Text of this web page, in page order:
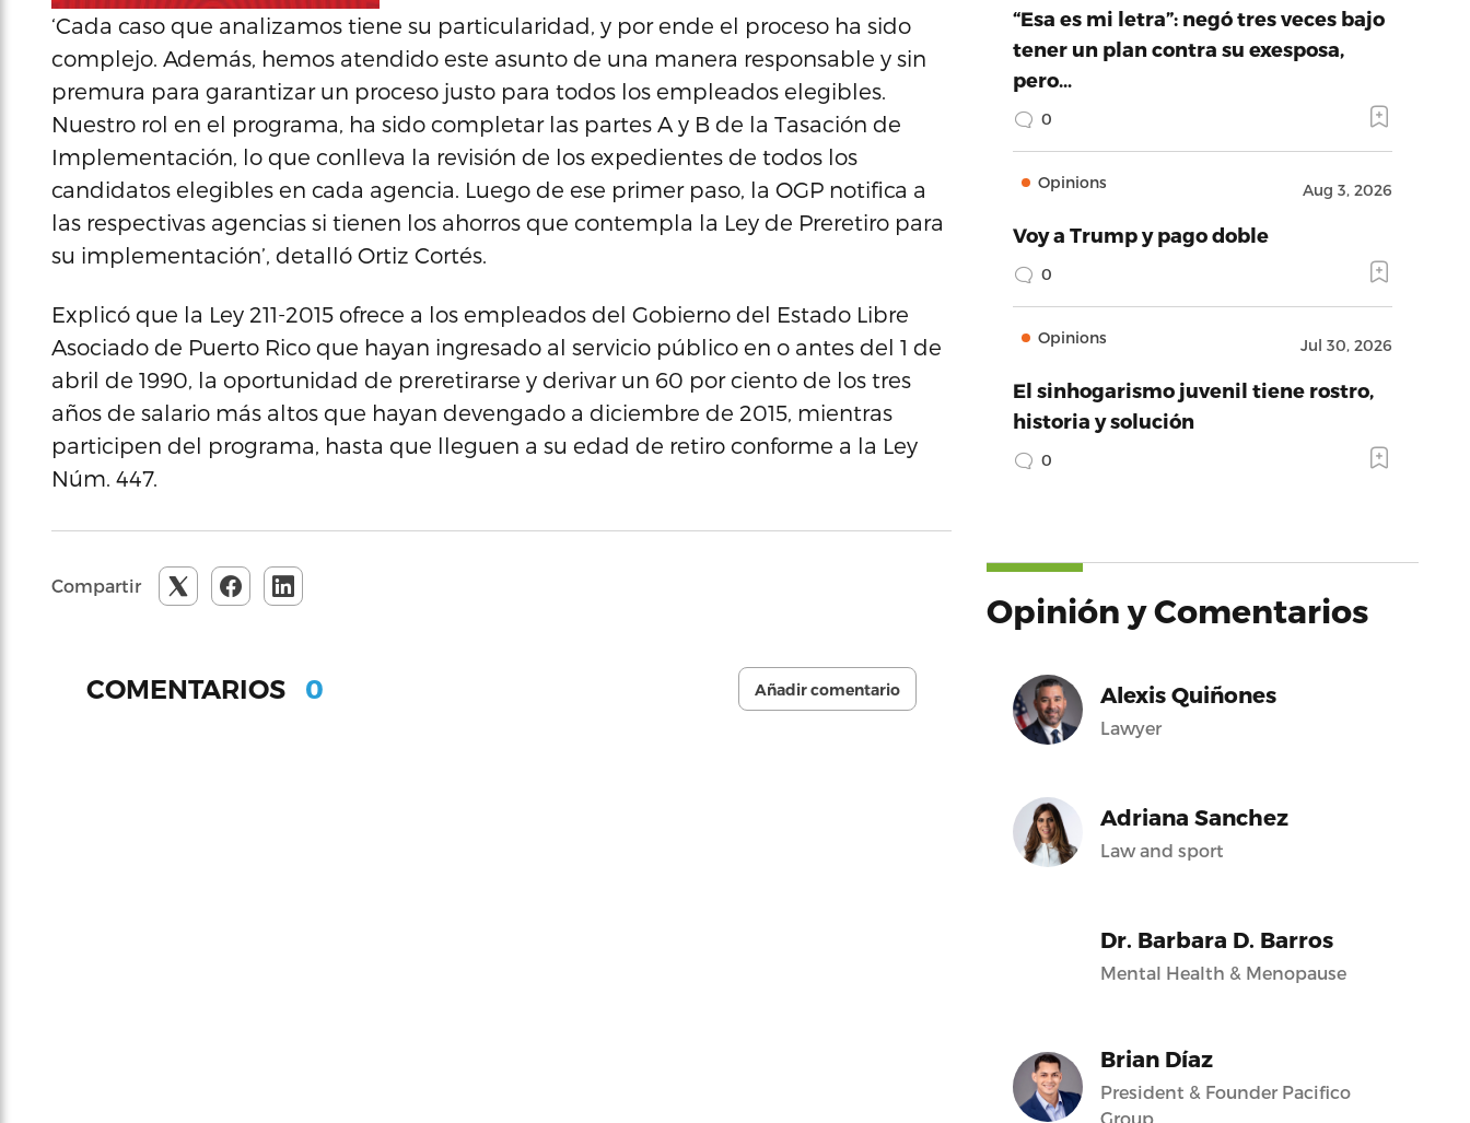
‘Cada caso que analizamos tiene su particularidad, y por ende el proceso ha sido
complejo. Además, hemos atendido este asunto de una manera responsable y sin
premura para garantizar un proceso justo para todos los empleados elegibles.
Nuestro rol en el programa, ha sido completar las partes A y B de la Tasación de
Implementación, lo que conlleva la revisión de los expedientes de todos los
candidatos elegibles en cada agencia. Luego de ese primer paso, la OGP notifica a
las respectivas agencias si tienen los ahorros que contempla la Ley de Preretiro para
su implementación’, detalló Ortiz Cortés.
Explicó que la Ley 211-2015 ofrece a los empleados del Gobierno del Estado Libre
Asociado de Puerto Rico que hayan ingresado al servicio público en o antes del 1 de
abril de 1990, la oportunidad de preretirarse y derivar un 60 por ciento de los tres
años de salario más altos que hayan devengado a diciembre de 2015, mientras
participen del programa, hasta que lleguen a su edad de retiro conforme a la Ley
Núm. 447.
Compartir
COMENTARIOS 0 Añadir comentario
“Esa es mi letra”: negó tres veces bajo
tener un plan contra su exesposa,
pero…
0
Opinions Aug 3, 2026
Voy a Trump y pago doble
0
Opinions Jul 30, 2026
El sinhogarismo juvenil tiene rostro,
historia y solución
0
Opinión y Comentarios
Alexis Quiñones
Lawyer
Adriana Sanchez
Law and sport
Dr. Barbara D. Barros
Mental Health & Menopause
Brian Díaz
President & Founder Pacifico
Group